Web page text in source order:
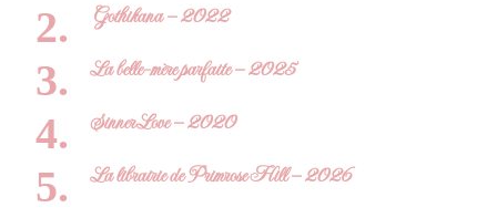
Gothikana – 2022
La belle-mère parfaite – 2025
Sinner Love – 2020
La librairie de Primrose Hill – 2026